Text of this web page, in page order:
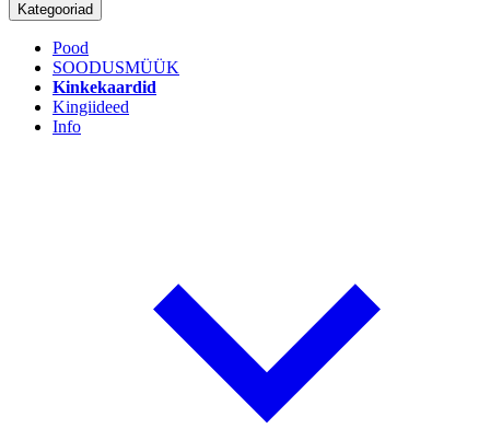
Kategooriad
Pood
SOODUSMÜÜK
Kinkekaardid
Kingiideed
Info